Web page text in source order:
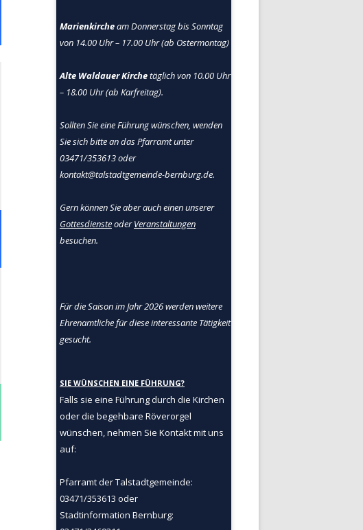
Marienkircheam Donnerstag bis Sonntag
von 14.00 Uhr – 17.00 Uhr (ab Ostermontag)
Alte Waldauer Kirchetäglich von 10.00 Uhr
– 18.00 Uhr (ab Karfreitag).
Sollten Sie eine Führung wünschen, wenden
Sie sich bitte an das Pfarramt unter
03471/353613 oder
kontakt@talstadtgemeinde-bernburg.de.
Gern können Sie aber auch einen unserer
GottesdiensteoderVeranstaltungen
besuchen.
Für die Saison im Jahr 2026 werden weitere
Ehrenamtliche für diese interessante Tätigkeit
gesucht.
SIE WÜNSCHEN EINE FÜHRUNG?
Falls sie eine Führung durch die Kirchen
oder die begehbare Röverorgel
wünschen, nehmen Sie Kontakt mit uns
auf:
Pfarramt der Talstadtgemeinde:
03471/353613 oder
Stadtinformation Bernburg: